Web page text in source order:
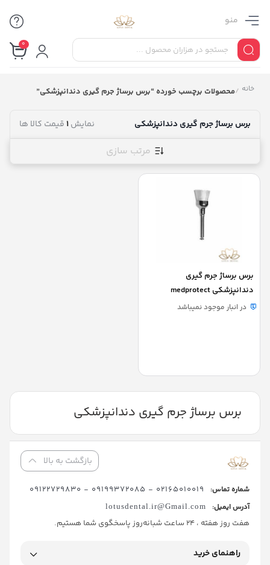
منو
0
خانه /محصولات برچسب خورده “برس برساژ جرم گیری دندانپزشکی”
برس برساژ جرم گیری دندانپزشکی نمایش1قیمت کالا ها
مرتب سازی
برس برساژ جرم گیری
دندانپزشکی medprotect
در انبار موجود نمیباشد
برس برساژ جرم گیری دندانپزشکی
بازگشت به بالا
شماره تماس: 02165010019 - 09199372085 - 09122729830
آدرس ایمیل: lotusdental.ir@Gmail.com
هفت روز هفته ، 24 ساعت شبانه‌روز پاسخگوی شما هستیم.
راهنمای خرید